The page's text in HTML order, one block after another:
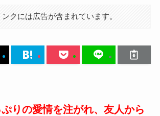
クには広告が含まれています。
りの愛情を注がれ、友人から